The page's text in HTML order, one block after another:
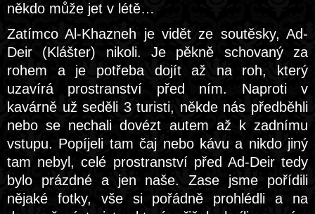
někdo může jet v létě…
Zatímco Al-Khazneh je vidět ze soutěsky, Ad-
Deir (Klášter) nikoli. Je pěkně schovaný za
rohem a je potřeba dojít až na roh, který
uzavírá prostranství před ním. Naproti v
kavárně už seděli 3 turisti, někde nás předběhli
nebo se nechali dovézt autem až k zadnímu
vstupu. Popíjeli tam čaj nebo kávu a nikdo jiný
tam nebyl, celé prostranství před Ad-Deir tedy
bylo prázdné a jen naše. Zase jsme pořídili
nějaké fotky, vše si pořádně prohlédli a na